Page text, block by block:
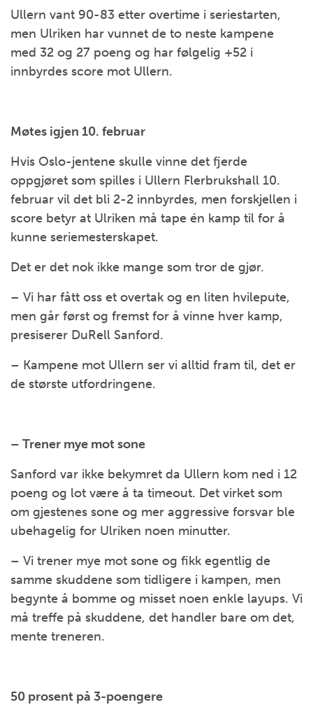
Ullern vant 90-83 etter overtime i seriestarten,
men Ulriken har vunnet de to neste kampene
med 32 og 27 poeng og har følgelig +52 i
innbyrdes score mot Ullern.
Møtes igjen 10. februar
Hvis Oslo-jentene skulle vinne det fjerde
oppgjøret som spilles i Ullern Flerbrukshall 10.
februar vil det bli 2-2 innbyrdes, men forskjellen i
score betyr at Ulriken må tape én kamp til for å
kunne seriemesterskapet.
Det er det nok ikke mange som tror de gjør.
– Vi har fått oss et overtak og en liten hvilepute,
men går først og fremst for å vinne hver kamp,
presiserer DuRell Sanford.
– Kampene mot Ullern ser vi alltid fram til, det er
de største utfordringene.
– Trener mye mot sone
Sanford var ikke bekymret da Ullern kom ned i 12
poeng og lot være å ta timeout. Det virket som
om gjestenes sone og mer aggressive forsvar ble
ubehagelig for Ulriken noen minutter.
– Vi trener mye mot sone og fikk egentlig de
samme skuddene som tidligere i kampen, men
begynte å bomme og misset noen enkle layups. Vi
må treffe på skuddene, det handler bare om det,
mente treneren.
50 prosent på 3-poengere